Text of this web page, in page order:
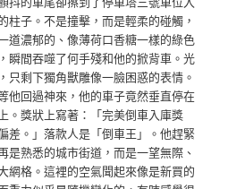
柱子。不是撞擊，而是輕柔的碰觸，
道濃郁的、像薄荷口香糖一樣的綠色
瞬間吞噬了何手殘和他的掀背車。光
只剩下獨角獸雕像一臉困惑的表情。
他回過神來，他的車子竟然垂直停在
。獎狀上寫著：「完美倒車入庫獎
。」落款人是「倒車王」。他趕緊
是熟悉的城市街道，而是一望無際、
網格。這裡的空氣聞起來像是新買的